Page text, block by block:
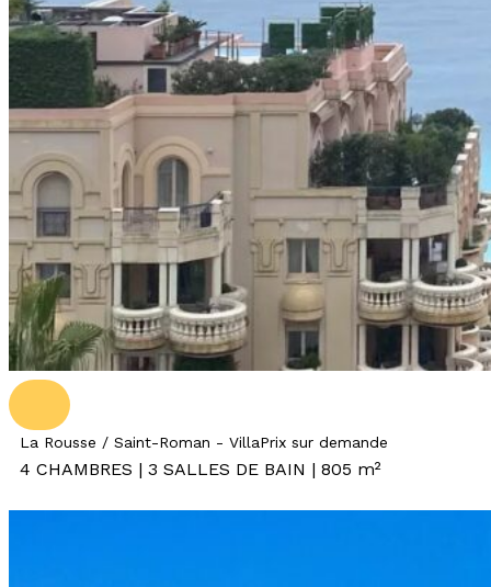
La Rousse / Saint-Roman - VillaPrix sur demande
4 CHAMBRES | 3 SALLES DE BAIN | 805 m²